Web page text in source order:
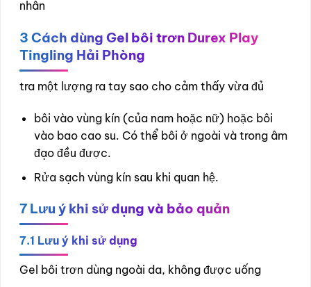
nhân
3 Cách dùng Gel bôi trơn Durex Play
Tingling Hải Phòng
tra một lượng ra tay sao cho cảm thấy vừa đủ
bôi vào vùng kín (của nam hoặc nữ) hoặc bôi
vào bao cao su. Có thể bôi ở ngoài và trong âm
đạo đều được.
Rửa sạch vùng kín sau khi quan hệ.
7 Lưu ý khi sử dụng và bảo quản
7.1 Lưu ý khi sử dụng
Gel bôi trơn dùng ngoài da, không được uống